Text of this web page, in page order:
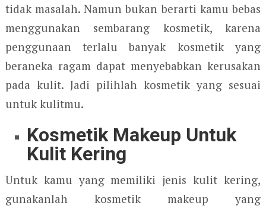
tidak masalah. Namun bukan berarti kamu bebas
menggunakan sembarang kosmetik, karena
penggunaan terlalu banyak kosmetik yang
beraneka ragam dapat menyebabkan kerusakan
pada kulit. Jadi pilihlah kosmetik yang sesuai
untuk kulitmu.
Kosmetik Makeup Untuk
Kulit Kering
Untuk kamu yang memiliki jenis kulit kering,
gunakanlah kosmetik makeup yang